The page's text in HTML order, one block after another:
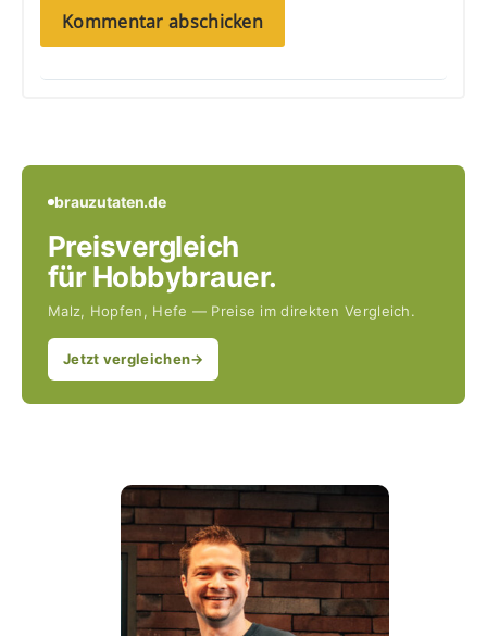
brauzutaten.de
Preisvergleich
für Hobbybrauer.
Malz, Hopfen, Hefe — Preise im direkten Vergleich.
Jetzt vergleichen→